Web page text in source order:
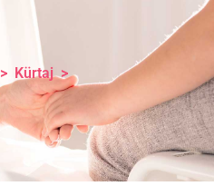
> Kürtaj>